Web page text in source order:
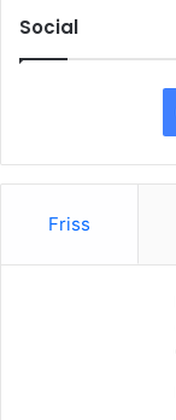
Social
Friss